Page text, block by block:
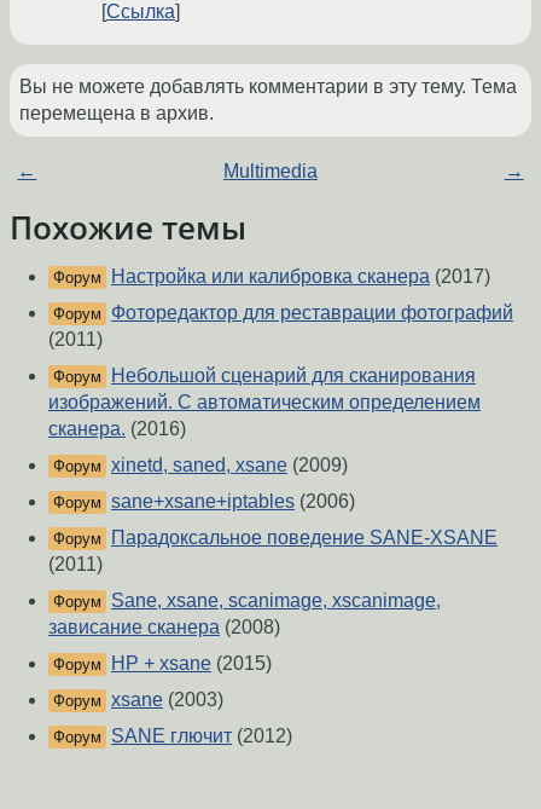
Ссылка
Вы не можете добавлять комментарии в эту тему. Тема
перемещена в архив.
← Multimedia →
Похожие темы
Форум Настройка или калибровка сканера (2017)
Форум
Фоторедактор для реставрации фотографий
(2011)
Форум
Небольшой сценарий для сканирования
изображений. С автоматическим определением
сканера. (2016)
Форум xinetd, saned, xsane (2009)
Форум sane+xsane+iptables (2006)
Форум
Парадоксальное поведение SANE-XSANE
(2011)
Форум
Sane, xsane, scanimage, xscanimage,
зависание сканера (2008)
Форум HP + xsane (2015)
Форум xsane (2003)
Форум SANE глючит (2012)